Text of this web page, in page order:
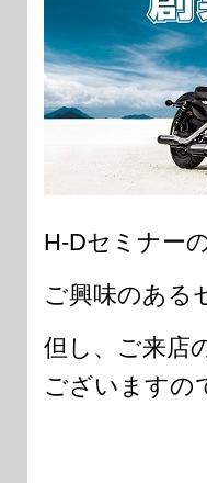
H-Dセミナー
ご興味のある
但し、ご来店
ございますの